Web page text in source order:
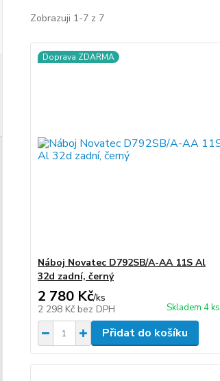
Zobrazuji 1-7 z 7
Doprava ZDARMA
Náboj Novatec D792SB/A-AA 11S Al
32d zadní, černý
2 780 Kč/ks
2 298 Kč bez DPH Skladem 4 ks
Přidat do košíku